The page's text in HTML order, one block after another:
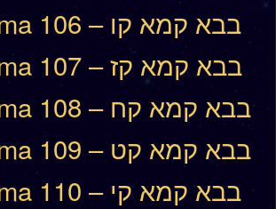
Bava Kamma 106 – בבא קמא קו
Bava Kamma 107 – בבא קמא קז
Bava Kamma 108 – בבא קמא קח
Bava Kamma 109 – בבא קמא קט
Bava Kamma 110 – בבא קמא קי